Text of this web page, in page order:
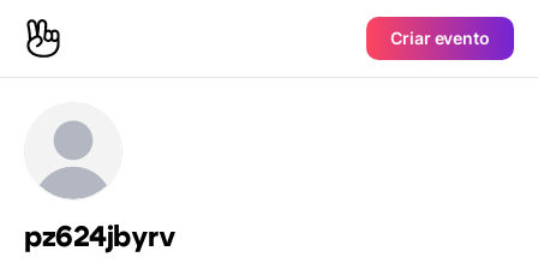
Criar evento
pz624jbyrv